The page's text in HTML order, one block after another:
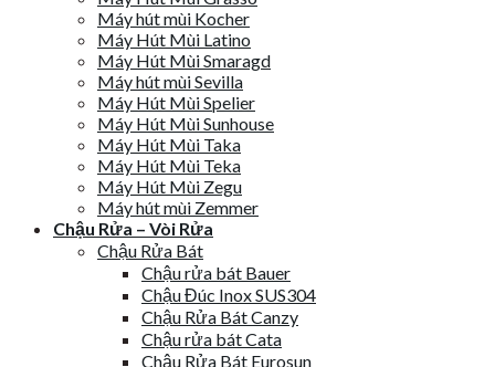
Máy hút mùi Kocher
Máy Hút Mùi Latino
Máy Hút Mùi Smaragd
Máy hút mùi Sevilla
Máy Hút Mùi Spelier
Máy Hút Mùi Sunhouse
Máy Hút Mùi Taka
Máy Hút Mùi Teka
Máy Hút Mùi Zegu
Máy hút mùi Zemmer
Chậu Rửa – Vòi Rửa
Chậu Rửa Bát
Chậu rửa bát Bauer
Chậu Đúc Inox SUS304
Chậu Rửa Bát Canzy
Chậu rửa bát Cata
Chậu Rửa Bát Eurosun